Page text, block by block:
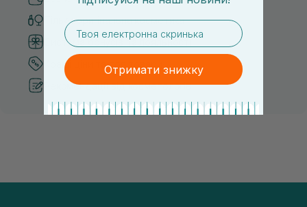
Тільки оригінальна косметика
Система бонусів та лояльності
Кращі ціни та топ товари
Рекомендації від косметологів
email
Отримати знижку